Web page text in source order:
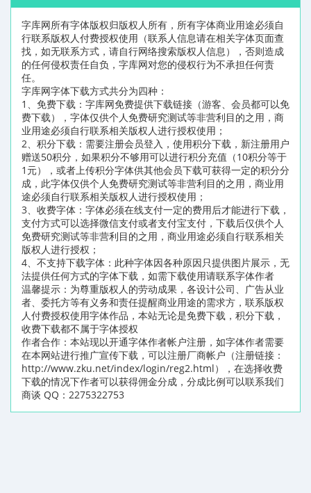
字库网所有字体版权归版权人所有，所有字体商业用途必须自
行联系版权人付费授权使用（联系人信息请在相关字体页面查
找，如无联系方式，请自行网络搜索版权人信息），否则造成
的任何侵权责任自负，字库网对您的侵权行为不承担任何责
任。
字库网字体下载方式共分为四种：
1、免费下载：字库网免费提供下载链接（游客、会员都可以免
费下载），字体仅供个人免费研究测试等非营利目的之用，商
业用途必须自行联系相关版权人进行授权使用；
2、积分下载：需要注册会员登入，使用积分下载，新注册用户
赠送50积分，如果积分不够用可以进行积分充值（10积分等于
1元），或者上传积分字体供其他会员下载可获得一定的积分分
成，此字体仅供个人免费研究测试等非营利目的之用，商业用
途必须自行联系相关版权人进行授权使用；
3、收费字体：字体必须在线支付一定的费用后才能进行下载，
支付方式可以选择微信支付或者支付宝支付，下载后仅供个人
免费研究测试等非营利目的之用，商业用途必须自行联系相关
版权人进行授权；
4、不支持下载字体：此种字体因各种原因只提供图片展示，无
法提供任何方式的字体下载，如需下载使用请联系字体作者
温馨提示：为尊重版权人的劳动成果，各设计公司、广告从业
者、委托方等有义务和责任提醒商业用途的需求方，联系版权
人付费授权使用字体作品，本站无论是免费下载，积分下载，
收费下载都不属于字体授权
作者合作：本站现以开通字体作者帐户注册，如字体作者需要
在本网站进行推广宣传下载，可以注册厂商帐户（注册链接：
http://www.zku.net/index/login/reg2.html），在选择收费
下载的情况下作者可以获得佣金分成，分成比例可以联系我们
商谈 QQ：2275322753